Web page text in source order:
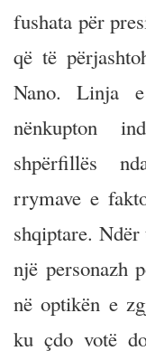
fushata për
që të
Nano. Linja
nënkupton
shpërfillës
rrymave e
shqiptare.
një personazh
në optikën e
ku çdo votë